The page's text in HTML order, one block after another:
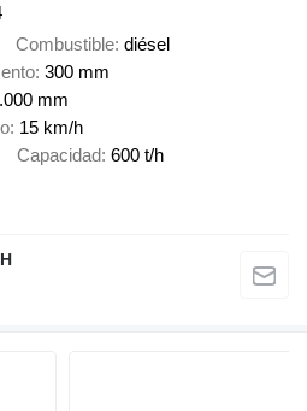
Combustible diésel
300 mm
mm
15 km/h
Capacidad 600 t/h